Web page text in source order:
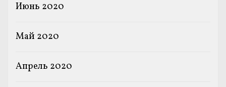
Июнь 2020
Май 2020
Апрель 2020